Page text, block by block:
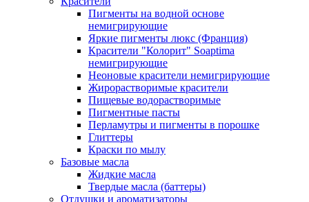
Пигменты на водной основе
немигрирующие
Яркие пигменты люкс (Франция)
Красители "Колорит" Soaptima
немигрирующие
Неоновые красители немигрирующие
Жирорастворимые красители
Пищевые водорастворимые
Пигментные пасты
Перламутры и пигменты в порошке
Глиттеры
Краски по мылу
Базовые масла
Жидкие масла
Твердые масла (баттеры)
Отдушки и ароматизаторы